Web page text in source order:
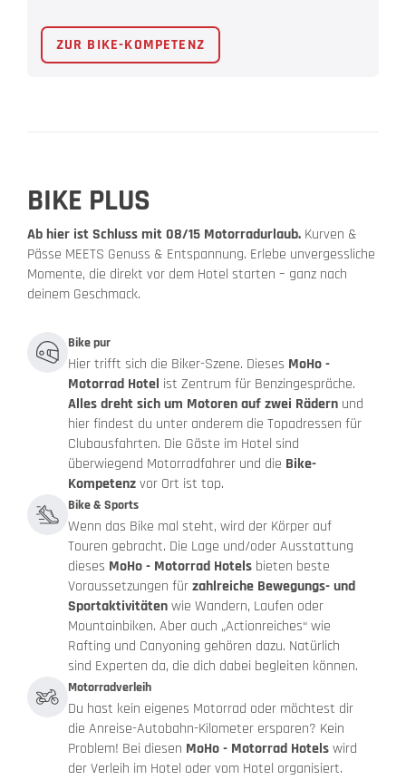
ZUR BIKE-KOMPETENZ
BIKE PLUS
Ab hier ist Schluss mit 08/15 Motorradurlaub. Kurven &
Pässe MEETS Genuss & Entspannung. Erlebe unvergessliche
Momente, die direkt vor dem Hotel starten – ganz nach
deinem Geschmack.
Bike pur
Hier trifft sich die Biker-Szene. Dieses MoHo -
Motorrad Hotel ist Zentrum für Benzingespräche.
Alles dreht sich um Motoren auf zwei Rädern und
hier findest du unter anderem die Topadressen für
Clubausfahrten. Die Gäste im Hotel sind
überwiegend Motorradfahrer und die Bike-
Kompetenzvor Ort ist top.
Bike & Sports
Wenn das Bike mal steht, wird der Körper auf
Touren gebracht. Die Lage und/oder Ausstattung
dieses MoHo - Motorrad Hotels bieten beste
Voraussetzungen fürzahlreiche Bewegungs- und
Sportaktivitätenwie Wandern, Laufen oder
Mountainbiken. Aber auch „Actionreiches“ wie
Rafting und Canyoning gehören dazu. Natürlich
sind Experten da, die dich dabei begleiten können.
Motorradverleih
Du hast kein eigenes Motorrad oder möchtest dir
die Anreise-Autobahn-Kilometer ersparen? Kein
Problem! Bei diesen MoHo - Motorrad Hotelswird
der Verleih im Hotel oder vom Hotel organisiert.